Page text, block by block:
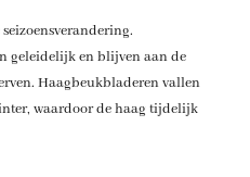
geleidelijk en blijven aan de
Haagbeukbladeren vallen
waardoor de haag tijdelijk